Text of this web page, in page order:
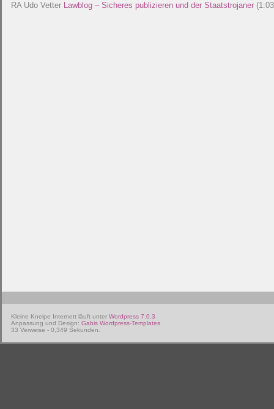
RA Udo Vetter Lawblog – Sicheres publizieren und der Staatstrojaner
Kleine Kneipe Internett läuft unter Wordpress 7.0.3
Anpassung und Design: Gabis Wordpress-Templates
33 Verweise - 0,349 Sekunden.